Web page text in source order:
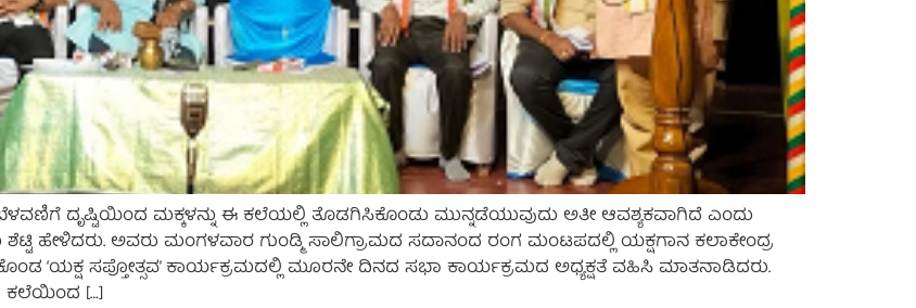
ದೃಷ್ಟಿಯಿಂದ ಮಕ್ಕಳನ್ನು ಈ ಕಲೆಯಲ್ಲಿ ತೊಡಗಿಸಿಕೊಂಡು ಮುನ್ನಡೆಯುವುದು ಅತೀ ಆವಶ್ಯಕವಾಗಿದೆ ಎಂದು
ಶೆಟ್ಟಿ ಹೇಳಿದರು. ಅವರು ಮಂಗಳವಾರ ಗುಂಡ್ಮಿ ಸಾಲಿಗ್ರಾಮದ ಸದಾನಂದ ರಂಗ ಮಂಟಪದಲ್ಲಿ ಯಕ್ಷಗಾನ ಕಲಾಕೇಂದ್ರ
‘ಯಕ್ಷ ಸಪ್ತೋತ್ಸವ’ ಕಾರ್ಯಕ್ರಮದಲ್ಲಿ ಮೂರನೇ ದಿನದ ಸಭಾ ಕಾರ್ಯಕ್ರಮದ ಅಧ್ಯಕ್ಷತೆ ವಹಿಸಿ ಮಾತನಾಡಿದರು.
ಕಲೆಯಿಂದ […]